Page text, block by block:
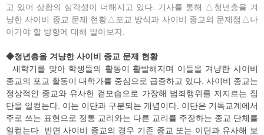
고 있어 상황의 심각성이 더해지고 있다. 기사를 통해 △청년층을 겨
냥한 사이비 종교 문제 현황△포교 방식과 사이비 종교의 문제점△나
아가야 할 방향에 대해 알아보자.
◆청년층을 겨냥한 사이비 종교 문제 현황
새학기를 맞아 학생들의 활동이 활발해지며 이들을 겨냥한 사이비
종교의 포교 활동이 대학가를 중심으로 급증하고 있다. 사이비 종교는
정상적인 종교와 유사한 겉모습으로 가장해 범죄행위를 저지르는 집
단을 일컫는다. 이는 이단과 구분되는 개념이다. 이단은 기독교계에서
주로 쓰는 표현으로 정통 교리와는 다른 교리를 주장하는 종교 단체를
일컫는다. 반면 사이비 종교의 경우 기존 종교 또는 이단과 유사해 보